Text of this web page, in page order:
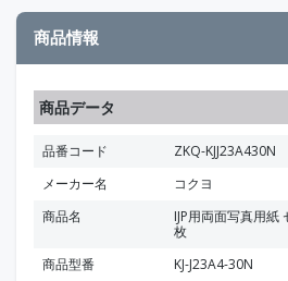
商品情報
商品データ
品番コード
ZKQ-KJJ23A430N
メーカー名
コクヨ
商品名
IJP用両面写真用紙
枚
商品型番
KJ-J23A4-30N